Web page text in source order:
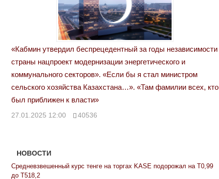
«Кабмин утвердил беспрецедентный за годы независимости
страны нацпроект модернизации энергетического и
коммунального секторов». «Если бы я стал министром
сельского хозяйства Казахстана…». «Там фамилии всех, кто
был приближен к власти»
27.01.2025 12:00 40536
НОВОСТИ
Средневзвешенный курс тенге на торгах KASE подорожал на Т0,99
до Т518,2